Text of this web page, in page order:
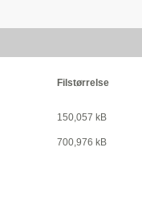
Filstørrelse
150,057 kB
700,976 kB